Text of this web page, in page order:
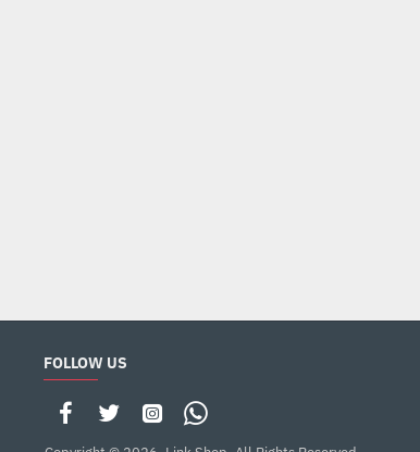
FOLLOW US